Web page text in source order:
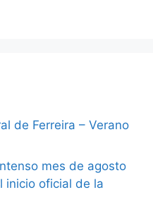
de Ferreira – Verano
mes de agosto
inicio oficial de la